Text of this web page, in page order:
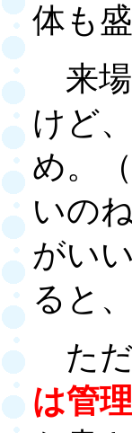
体も
来場
けど
め。
いの
がい
ると
ただ
は管